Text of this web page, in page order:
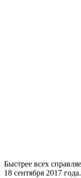
Быстрее всех
18 сентября 2017 года.